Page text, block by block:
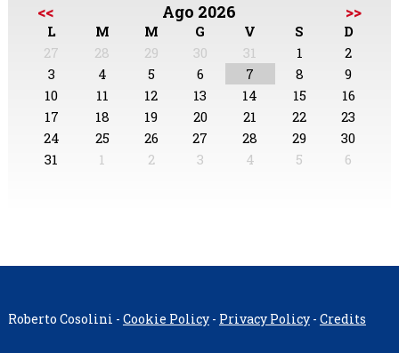
<< Ago 2026 >>
L M M G V S
D
27
28 29 30 31 1
2
3
4 5 6 7 8
9
10
11 12 13 14 15
16
17
18 19 20 21 22
23
24
25 26 27 28 29
30
31
1 2 3 4 5 6
Roberto Cosolini - Cookie Policy- Privacy Policy- Credits